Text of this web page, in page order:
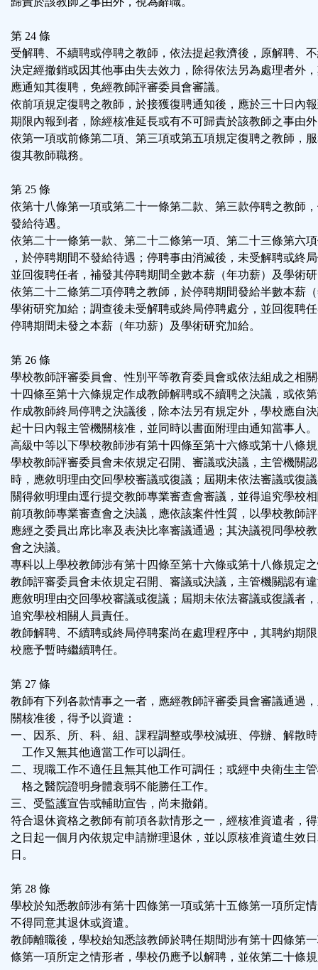
第 24 條
受解聘、不續聘或停聘之教師，依法提起救濟後，原解聘、
決定經撤銷或因其他事由失去效力，除得依法另為處理者外
應通知其復聘，免經教師評審委員會審議。
依前項規定復聘之教師，於接獲復聘通知後，應於三十日內
期限內報到者，除經核准延長或有不可歸責於該教師之事由
依第一項或前條第二項、第三項或第五項規定復聘之教師，
復其教師職務。
第 25 條
依第十八條第一項或第二十一條第二款、第三款停聘之教師
發給待遇。
依第二十一條第一款、第二十二條第一項、第二十三條第六
，於停聘期間不發給待遇；停聘事由消滅後，未受解聘或終
並回復聘任者，補發其停聘期間全數本薪（年功薪）及學術
依第二十二條第二項停聘之教師，於停聘期間發給半數本薪
學術研究加給；調查後未受解聘或終局停聘處分，並回復聘
停聘期間未發之本薪（年功薪）及學術研究加給。
第 26 條
學校教師評審委員會、性別平等教育委員會或依法組成之相
十四條至第十六條規定作成教師解聘或不續聘之決議，或依
作成教師終局停聘之決議後，除本法另有規定外，學校應自
起十日內報主管機關核准，並同時以書面附理由通知當事人。
高級中等以下學校教師涉有第十四條至第十六條或第十八條
學校教師評審委員會未依規定召開、審議或決議，主管機關
時，應敘明理由交回學校審議或復議；屆期未依法審議或復
關得敘明理由逕行提交教師專業審查會審議，並得追究學校
前項教師專業審查會之決議，應依該案件性質，以學校教師
應經之委員出席比率及表決比率審議通過；其決議視同學校
會之決議。
專科以上學校教師涉有第十四條至第十六條或第十八條規定
教師評審委員會未依規定召開、審議或決議，主管機關認有
應敘明理由交回學校審議或復議；屆期未依法審議或復議者
追究學校相關人員責任。
教師解聘、不續聘或終局停聘案尚在處理程序中，其聘約期
校應予暫時繼續聘任。
第 27 條
教師有下列各款情事之一者，應經教師評審委員會審議通過
關核准後，得予以資遣：
一、因系、所、科、組、課程調整或學校減班、停辦、解散
工作又無其他適當工作可以調任。
二、現職工作不適任且無其他工作可調任；或經中央衛生主
格之醫院證明身體衰弱不能勝任工作。
三、受監護宣告或輔助宣告，尚未撤銷。
符合退休資格之教師有前項各款情形之一，經核准資遣者，
之日起一個月內依規定申請辦理退休，並以原核准資遣生效
日。
第 28 條
學校於知悉教師涉有第十四條第一項或第十五條第一項所定
不得同意其退休或資遣。
教師離職後，學校始知悉該教師於聘任期間涉有第十四條第
條第一項所定之情形者，學校仍應予以解聘，並依第二十條